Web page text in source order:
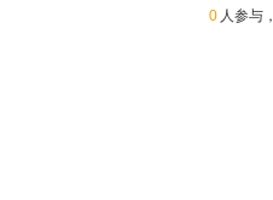
0 人参与，